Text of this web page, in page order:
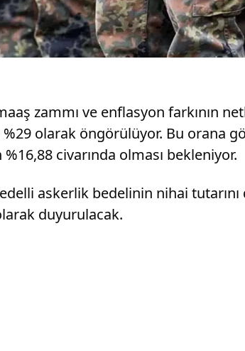
zammı ve enflasyon farkının
olarak öngörülüyor. Bu orana
civarında olması bekleniyor.
askerlik bedelinin nihai
duyurulacak.